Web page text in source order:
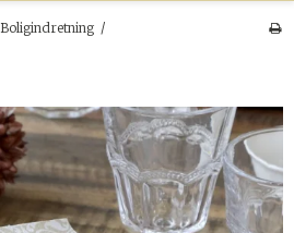
Boligindretning /